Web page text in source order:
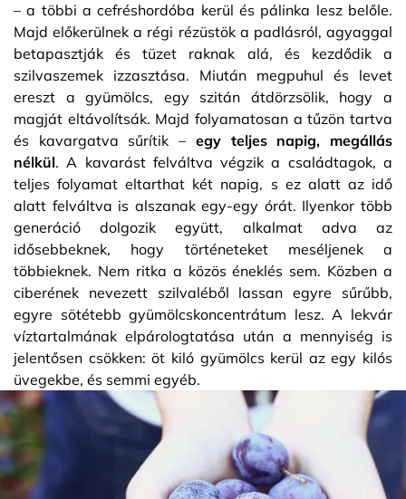
– a többi a cefréshordóba kerül és pálinka lesz belőle.
Majd előkerülnek a régi rézüstök a padlásról, agyaggal
betapasztják és tüzet raknak alá, és kezdődik a
szilvaszemek izzasztása. Miután megpuhul és levet
ereszt a gyümölcs, egy szitán átdörzsölik, hogy a
magját eltávolítsák. Majd folyamatosan a tűzön tartva
és kavargatva sűrítik – egy teljes napig, megállás
nélkül. A kavarást felváltva végzik a családtagok, a
teljes folyamat eltarthat két napig, s ez alatt az idő
alatt felváltva is alszanak egy-egy órát. Ilyenkor több
generáció dolgozik együtt, alkalmat adva az
idősebbeknek, hogy történeteket meséljenek a
többieknek. Nem ritka a közös éneklés sem. Közben a
ciberének nevezett szilvaléből lassan egyre sűrűbb,
egyre sötétebb gyümölcskoncentrátum lesz. A lekvár
víztartalmának elpárologtatása után a mennyiség is
jelentősen csökken: öt kiló gyümölcs kerül az egy kilós
üvegekbe, és semmi egyéb.